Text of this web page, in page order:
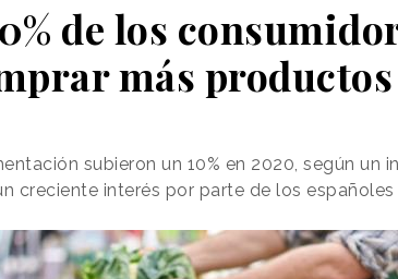
de los
más
subieron un 10% en 2020, según
creciente interés por parte de los